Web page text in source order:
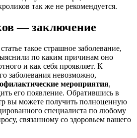
так же не рекомендуется.
— заключение
такое страшное заболевание,
по каким причинам оно
и как себя проявляет. К
заболевания невозможно,
мероприятия,
его появление. Обратившись в
вы можете получить полноценную
специалиста по любому
связанному со здоровьем вашего